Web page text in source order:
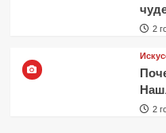
2
2